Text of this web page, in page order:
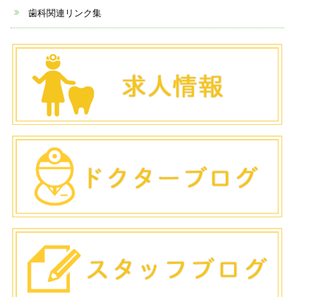
歯科関連リンク集